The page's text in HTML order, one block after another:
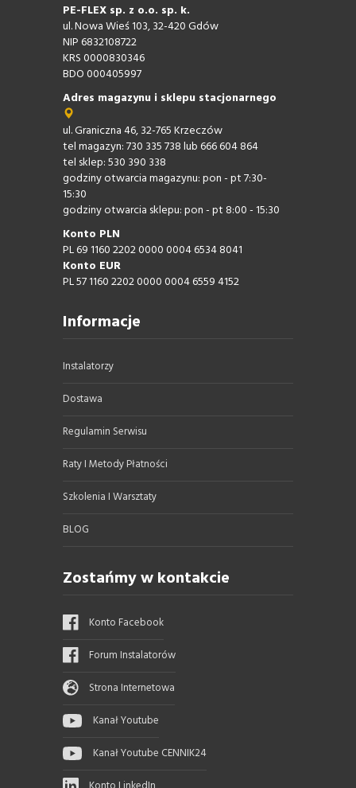
PE-FLEX sp. z o.o. sp. k.
ul. Nowa Wieś 103, 32-420 Gdów
NIP 6832108722
KRS 0000830346
BDO 000405997
Adres magazynu i sklepu stacjonarnego
ul. Graniczna 46, 32-765 Krzeczów
tel magazyn: 730 335 738 lub 666 604 864
tel sklep: 530 390 338
godziny otwarcia magazynu: pon - pt 7:30-
15:30
godziny otwarcia sklepu: pon - pt 8:00 - 15:30
Konto PLN
PL 69 1160 2202 0000 0004 6534 8041
Konto EUR
PL 57 1160 2202 0000 0004 6559 4152
Informacje
Instalatorzy
Dostawa
Regulamin Serwisu
Raty I Metody Płatności
Szkolenia I Warsztaty
BLOG
Zostańmy w kontakcie
Konto Facebook
Forum Instalatorów
Strona Internetowa
Kanał Youtube
Kanał Youtube CENNIK24